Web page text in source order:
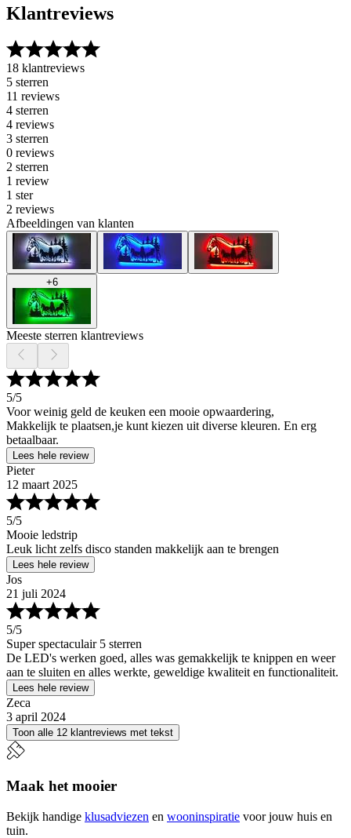
Klantreviews
18 klantreviews
5 sterren
11 reviews
4 sterren
4 reviews
3 sterren
0 reviews
2 sterren
1 review
1 ster
2 reviews
Afbeeldingen van klanten
+6
Meeste sterren klantreviews
5/5
Voor weinig geld de keuken een mooie opwaardering,
Makkelijk te plaatsen,je kunt kiezen uit diverse kleuren. En erg
betaalbaar.
Lees hele review
Pieter
12 maart 2025
5/5
Mooie ledstrip
Leuk licht zelfs disco standen makkelijk aan te brengen
Lees hele review
Jos
21 juli 2024
5/5
Super spectaculair 5 sterren
De LED's werken goed, alles was gemakkelijk te knippen en weer
aan te sluiten en alles werkte, geweldige kwaliteit en functionaliteit.
Lees hele review
Zeca
3 april 2024
Toon alle 12 klantreviews met tekst
Maak het mooier
Bekijk handige klusadviezen en wooninspiratie voor jouw huis en
tuin.